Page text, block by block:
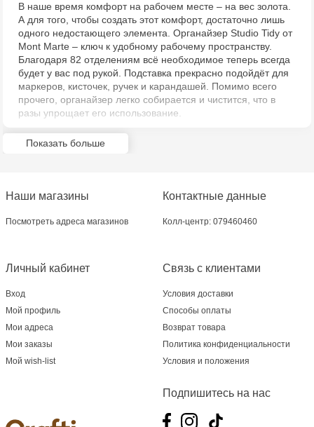
Crafti Riscani - bd. Moscova, 2
Crafti Bălți - str. Alexandru Cel Bun, 5
Multistore Centru - bd. Cantemir, 6
Crafti Comrat - str Pobeda,48
Crafti Buiucani - str. Ion Creangă, 68/1
Crafti Ciocana- Port Mall, etajul 3
В наше время комфорт на рабочем месте – на вес золота.
А для того, чтобы создать этот комфорт, достаточно лишь
одного недостающего элемента. Органайзер Studio Tidy от
Mont Marte – ключ к удобному рабочему пространству.
Благодаря 82 отделениям всё необходимое теперь всегда
будет у вас под рукой. Подставка прекрасно подойдёт для
маркеров, кисточек, ручек и карандашей. Помимо всего
прочего, органайзер легко собирается и чистится, что в
разы упрощает его использование.
Показать больше
Наши магазины
Посмотреть адреса магазинов
Связь с клиентами
Условия доставки
Способы оплаты
Возврат товара
Политика конфиденциальности
Условия и положения
Личный кабинет
Вход
Мой профиль
Мои адреса
Мои заказы
Мой wish-list
Контактные данные
Колл-центр: 079460460
Подпишитесь на нас